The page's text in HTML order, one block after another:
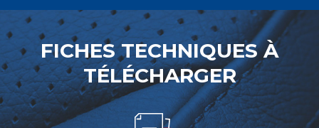
FICHES TECHNIQUES À
TÉLÉCHARGER